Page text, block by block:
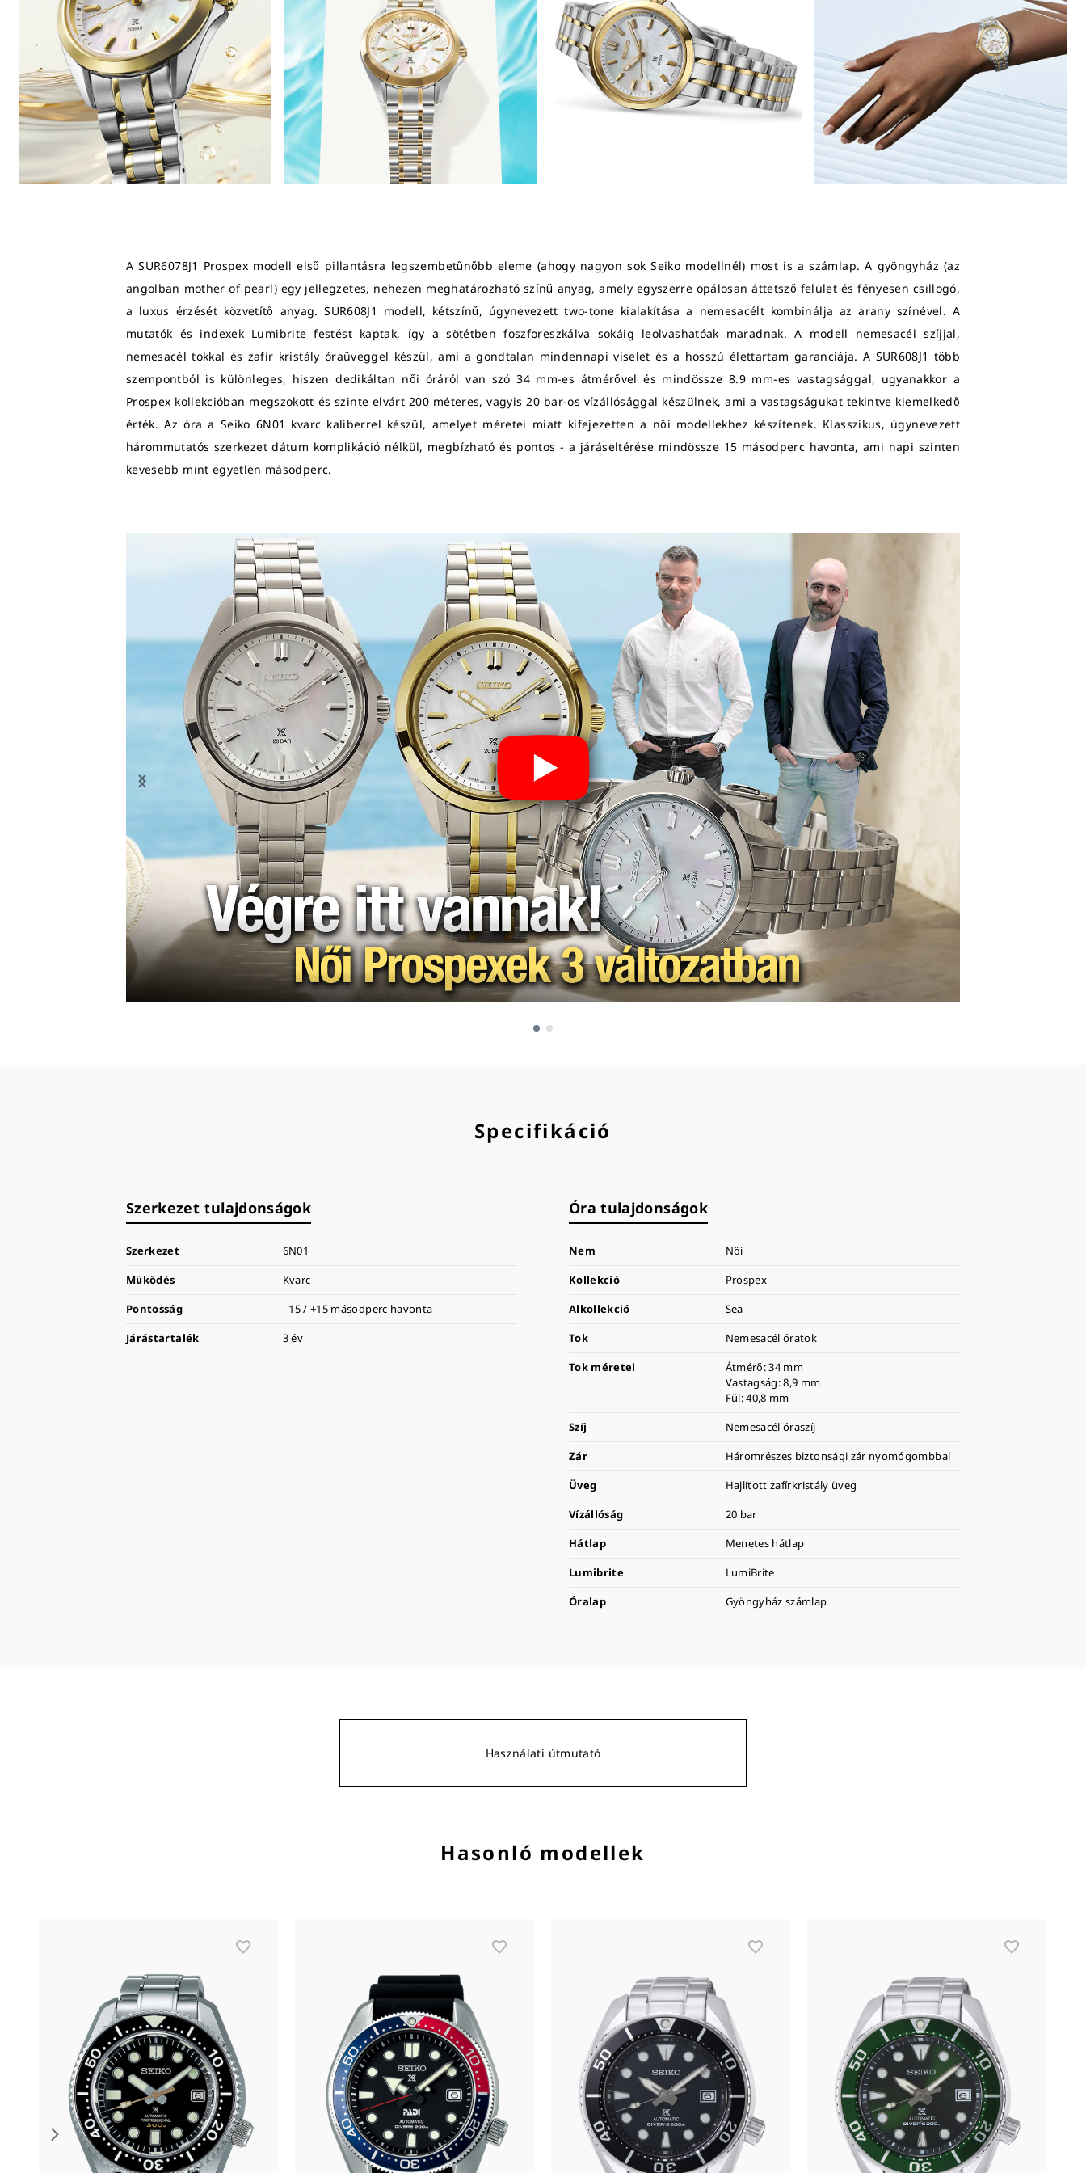
A SUR6078J1 Prospex modell első pillantásra legszembetűnőbb eleme (ahogy nagyon sok Seiko modellnél) most is a számlap. A gyöngyház (az
angolban mother of pearl) egy jellegzetes, nehezen meghatározható színű anyag, amely egyszerre opálosan áttetsző felület és fényesen csillogó,
a luxus érzését közvetítő anyag. SUR608J1 modell, kétszínű, úgynevezett two-tone kialakítása a nemesacélt kombinálja az arany színével. A
mutatók és indexek Lumibrite festést kaptak, így a sötétben foszforeszkálva sokáig leolvashatóak maradnak. A modell nemesacél szíjjal,
nemesacél tokkal és zafír kristály óraüveggel készül, ami a gondtalan mindennapi viselet és a hosszú élettartam garanciája. A SUR608J1 több
szempontból is különleges, hiszen dedikáltan női óráról van szó 34 mm-es átmérővel és mindössze 8.9 mm-es vastagsággal, ugyanakkor a
Prospex kollekcióban megszokott és szinte elvárt 200 méteres, vagyis 20 bar-os vízállósággal készülnek, ami a vastagságukat tekintve kiemelkedő
érték. Az óra a Seiko 6N01 kvarc kaliberrel készül, amelyet méretei miatt kifejezetten a női modellekhez készítenek. Klasszikus, úgynevezett
hárommutatós szerkezet dátum komplikáció nélkül, megbízható és pontos - a járáseltérése mindössze 15 másodperc havonta, ami napi szinten
kevesebb mint egyetlen másodperc.
Specifikáció
Szerkezet tulajdonságok
Szerkezet
6N01
Működés
Kvarc
Pontosság
- 15 / +15 másodperc havonta
Járástartalék
3 év
Óra tulajdonságok
Nem
Női
Kollekció
Prospex
Alkollekció
Sea
Tok
Nemesacél óratok
Tok méretei
Átmérő: 34 mm
Vastagság: 8,9 mm
Fül: 40,8 mm
Szíj
Nemesacél óraszíj
Zár
Háromrészes biztonsági zár nyomógombbal
Üveg
Hajlított zafírkristály üveg
Vízállóság
20 bar
Hátlap
Menetes hátlap
Lumibrite
LumiBrite
Óralap
Gyöngyház számlap
Használati útmutató
Hasonló modellek